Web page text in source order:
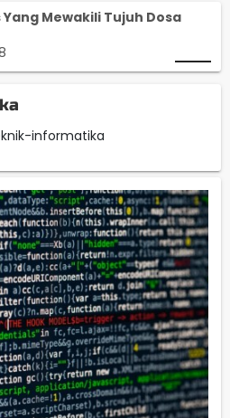
Yang Mewakili Tujuh Dosa
informatika